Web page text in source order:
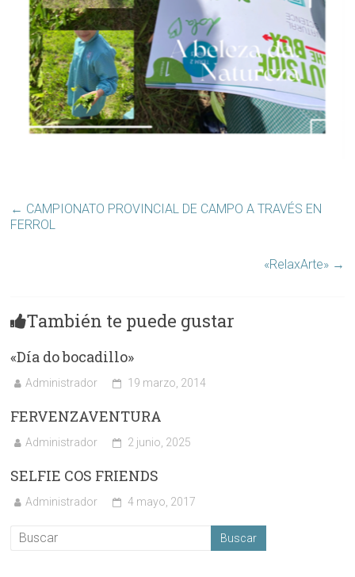
← CAMPIONATO PROVINCIAL DE CAMPO A TRAVÉS EN
FERROL
«RelaxArte» →
También te puede gustar
«Día do bocadillo»
Administrador 19 marzo, 2014
FERVENZAVENTURA
Administrador 2 junio, 2025
SELFIE COS FRIENDS
Administrador 4 mayo, 2017